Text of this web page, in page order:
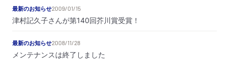
最新のお知らせ2009/01/15
津村記久子さんが第140回芥川賞受賞！
最新のお知らせ2008/11/28
メンテナンスは終了しました